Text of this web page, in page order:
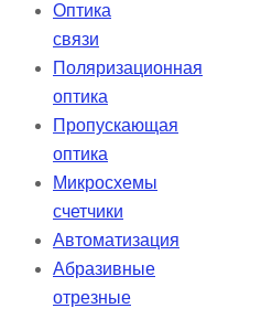
Оптика
связи
Поляризационная
оптика
Пропускающая
оптика
Микросхемы
счетчики
Автоматизация
Абразивные
отрезные